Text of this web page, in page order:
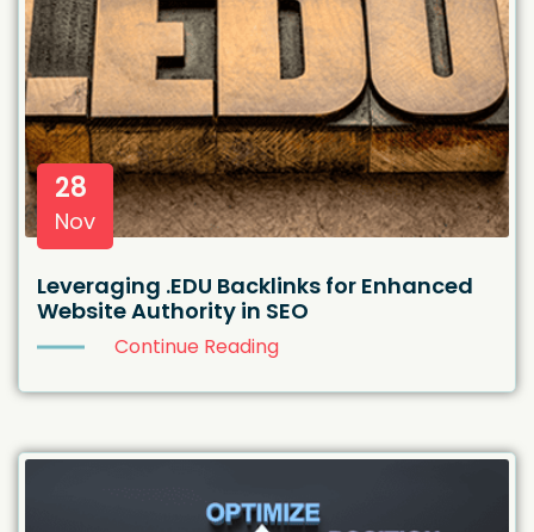
28
Nov
Leveraging .EDU Backlinks for Enhanced
Website Authority in SEO
Continue Reading